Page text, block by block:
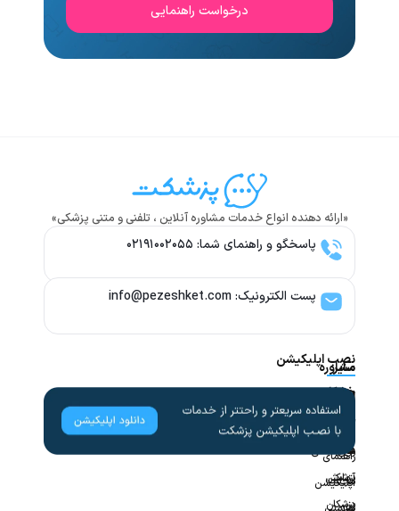
درخواست راهنمایی
«ارائه دهنده انواع خدمات مشاوره آنلاین ، تلفنی و متنی پزشکی»
پاسخگو و راهنمای شما: ۰۲۱۹۱۰۰۲۰۵۵
پست الکترونیک: info@pezeshket.com​
مشاوره
پزشکی
تخصص
های
پزشکی
پزشکان
سایر
خدمات
مشاوره
روانشناسی
آزمایش
در
راهنمای
کاربران
راهنمای
اپلیکیشن
لینک
های
مفید
مجله
نصب اپلیکیشن